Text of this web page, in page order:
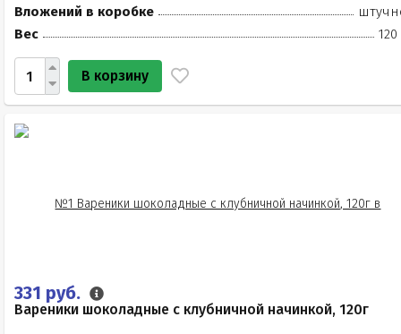
Вложений в коробке
Вес
120
В корзину
331 руб.
Вареники шоколадные с клубничной начинкой, 120г